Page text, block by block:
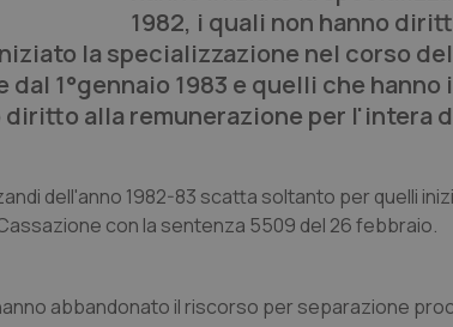
1982, i quali non hanno
la specializzazione nel corso
1°gennaio 1983 e quelli che
diritto alla remunerazione per l'intera
dell'anno 1982-83 scatta soltanto per quelli
con la sentenza 5509 del 26 febbraio.
abbandonato il riscorso per separazione